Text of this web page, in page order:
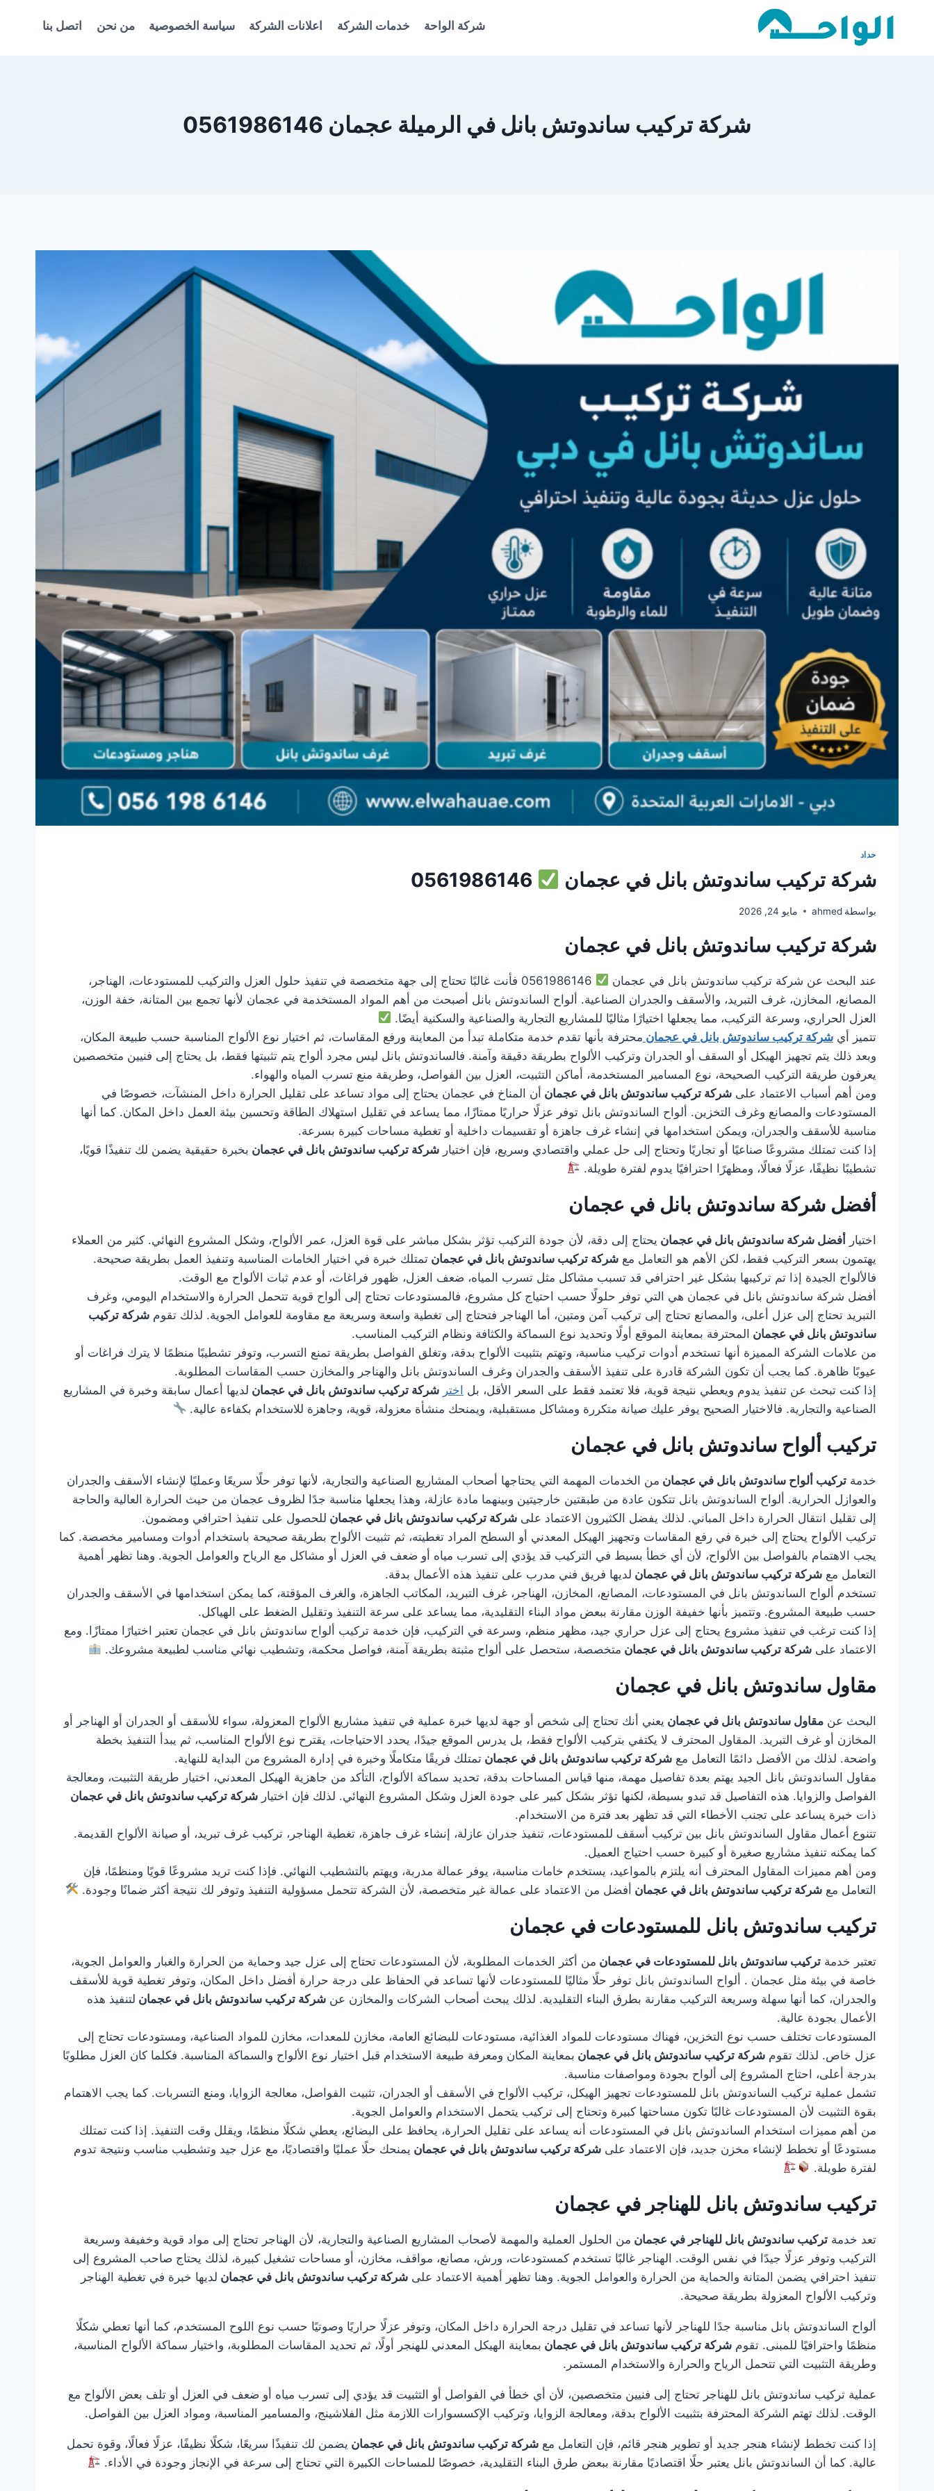
شركة الواحة خدمات الشركة اعلانات الشركة سياسة الخصوصية من نحن اتصل بنا
شركة تركيب ساندوتش بانل في الرميلة عجمان 0561986146
حداد
شركة تركيب ساندوتش بانل في عجمان
بواسطة ahmed مايو 24, 2026
شركة تركيب ساندوتش بانل في عجمان
عند البحث عن شركة تركيب ساندوتش بانل في عجمان
0561986146 فأنت غالبًا تحتاج إلى جهة متخصصة في تنفيذ حلول العزل والتركيب للمستودعات، الهناجر،
المصانع، المخازن، غرف التبريد، والأسقف والجدران الصناعية. ألواح الساندوتش بانل أصبحت من أهم المواد المستخدمة في عجمان لأنها تجمع بين المتانة، خفة الوزن،
العزل الحراري، وسرعة التركيب، مما يجعلها اختيارًا مثاليًا للمشاريع التجارية والصناعية والسكنية أيضًا.
تتميز أي شركة تركيب ساندوتش بانل في عجمان محترفة بأنها تقدم خدمة متكاملة تبدأ من المعاينة ورفع المقاسات، ثم اختيار نوع الألواح المناسبة حسب طبيعة المكان،
وبعد ذلك يتم تجهيز الهيكل أو السقف أو الجدران وتركيب الألواح بطريقة دقيقة وآمنة. فالساندوتش بانل ليس مجرد ألواح يتم تثبيتها فقط، بل يحتاج إلى فنيين متخصصين
يعرفون طريقة التركيب الصحيحة، نوع المسامير المستخدمة، أماكن التثبيت، العزل بين الفواصل، وطريقة منع تسرب المياه والهواء.
ومن أهم أسباب الاعتماد على شركة تركيب ساندوتش بانل في عجمان أن المناخ في عجمان يحتاج إلى مواد تساعد على تقليل الحرارة داخل المنشآت، خصوصًا في
المستودعات والمصانع وغرف التخزين. ألواح الساندوتش بانل توفر عزلًا حراريًا ممتازًا، مما يساعد في تقليل استهلاك الطاقة وتحسين بيئة العمل داخل المكان. كما أنها
مناسبة للأسقف والجدران، ويمكن استخدامها في إنشاء غرف جاهزة أو تقسيمات داخلية أو تغطية مساحات كبيرة بسرعة.
إذا كنت تمتلك مشروعًا صناعيًا أو تجاريًا وتحتاج إلى حل عملي واقتصادي وسريع، فإن اختيار شركة تركيب ساندوتش بانل في عجمان بخبرة حقيقية يضمن لك تنفيذًا قويًا،
تشطيبًا نظيفًا، عزلًا فعالًا، ومظهرًا احترافيًا يدوم لفترة طويلة.
أفضل شركة ساندوتش بانل في عجمان
اختيار أفضل شركة ساندوتش بانل في عجمان يحتاج إلى دقة، لأن جودة التركيب تؤثر بشكل مباشر على قوة العزل، عمر الألواح، وشكل المشروع النهائي. كثير من العملاء
يهتمون بسعر التركيب فقط، لكن الأهم هو التعامل مع شركة تركيب ساندوتش بانل في عجمان تمتلك خبرة في اختيار الخامات المناسبة وتنفيذ العمل بطريقة صحيحة.
فالألواح الجيدة إذا تم تركيبها بشكل غير احترافي قد تسبب مشاكل مثل تسرب المياه، ضعف العزل، ظهور فراغات، أو عدم ثبات الألواح مع الوقت.
أفضل شركة ساندوتش بانل في عجمان هي التي توفر حلولًا حسب احتياج كل مشروع، فالمستودعات تحتاج إلى ألواح قوية تتحمل الحرارة والاستخدام اليومي، وغرف
التبريد تحتاج إلى عزل أعلى، والمصانع تحتاج إلى تركيب آمن ومتين، أما الهناجر فتحتاج إلى تغطية واسعة وسريعة مع مقاومة للعوامل الجوية. لذلك تقوم شركة تركيب
ساندوتش بانل في عجمان المحترفة بمعاينة الموقع أولًا وتحديد نوع السماكة والكثافة ونظام التركيب المناسب.
من علامات الشركة المميزة أنها تستخدم أدوات تركيب مناسبة، وتهتم بتثبيت الألواح بدقة، وتغلق الفواصل بطريقة تمنع التسرب، وتوفر تشطيبًا منظمًا لا يترك فراغات أو
عيوبًا ظاهرة. كما يجب أن تكون الشركة قادرة على تنفيذ الأسقف والجدران وغرف الساندوتش بانل والهناجر والمخازن حسب المقاسات المطلوبة.
إذا كنت تبحث عن تنفيذ يدوم ويعطي نتيجة قوية، فلا تعتمد فقط على السعر الأقل، بل اختر شركة تركيب ساندوتش بانل في عجمان لديها أعمال سابقة وخبرة في المشاريع
الصناعية والتجارية. فالاختيار الصحيح يوفر عليك صيانة متكررة ومشاكل مستقبلية، ويمنحك منشأة معزولة، قوية، وجاهزة للاستخدام بكفاءة عالية.
تركيب ألواح ساندوتش بانل في عجمان
خدمة تركيب ألواح ساندوتش بانل في عجمان من الخدمات المهمة التي يحتاجها أصحاب المشاريع الصناعية والتجارية، لأنها توفر حلًا سريعًا وعمليًا لإنشاء الأسقف والجدران
والعوازل الحرارية. ألواح الساندوتش بانل تتكون عادة من طبقتين خارجيتين وبينهما مادة عازلة، وهذا يجعلها مناسبة جدًا لظروف عجمان من حيث الحرارة العالية والحاجة
إلى تقليل انتقال الحرارة داخل المباني. لذلك يفضل الكثيرون الاعتماد على شركة تركيب ساندوتش بانل في عجمان للحصول على تنفيذ احترافي ومضمون.
تركيب الألواح يحتاج إلى خبرة في رفع المقاسات وتجهيز الهيكل المعدني أو السطح المراد تغطيته، ثم تثبيت الألواح بطريقة صحيحة باستخدام أدوات ومسامير مخصصة. كما
يجب الاهتمام بالفواصل بين الألواح، لأن أي خطأ بسيط في التركيب قد يؤدي إلى تسرب مياه أو ضعف في العزل أو مشاكل مع الرياح والعوامل الجوية. وهنا تظهر أهمية
التعامل مع شركة تركيب ساندوتش بانل في عجمان لديها فريق فني مدرب على تنفيذ هذه الأعمال بدقة.
تستخدم ألواح الساندوتش بانل في المستودعات، المصانع، المخازن، الهناجر، غرف التبريد، المكاتب الجاهزة، والغرف المؤقتة، كما يمكن استخدامها في الأسقف والجدران
حسب طبيعة المشروع. وتتميز بأنها خفيفة الوزن مقارنة ببعض مواد البناء التقليدية، مما يساعد على سرعة التنفيذ وتقليل الضغط على الهياكل.
إذا كنت ترغب في تنفيذ مشروع يحتاج إلى عزل حراري جيد، مظهر منظم، وسرعة في التركيب، فإن خدمة تركيب ألواح ساندوتش بانل في عجمان تعتبر اختيارًا ممتازًا. ومع
الاعتماد على شركة تركيب ساندوتش بانل في عجمان متخصصة، ستحصل على ألواح مثبتة بطريقة آمنة، فواصل محكمة، وتشطيب نهائي مناسب لطبيعة مشروعك.
مقاول ساندوتش بانل في عجمان
البحث عن مقاول ساندوتش بانل في عجمان يعني أنك تحتاج إلى شخص أو جهة لديها خبرة عملية في تنفيذ مشاريع الألواح المعزولة، سواء للأسقف أو الجدران أو الهناجر أو
المخازن أو غرف التبريد. المقاول المحترف لا يكتفي بتركيب الألواح فقط، بل يدرس الموقع جيدًا، يحدد الاحتياجات، يقترح نوع الألواح المناسب، ثم يبدأ التنفيذ بخطة
واضحة. لذلك من الأفضل دائمًا التعامل مع شركة تركيب ساندوتش بانل في عجمان تمتلك فريقًا متكاملًا وخبرة في إدارة المشروع من البداية للنهاية.
مقاول الساندوتش بانل الجيد يهتم بعدة تفاصيل مهمة، منها قياس المساحات بدقة، تحديد سماكة الألواح، التأكد من جاهزية الهيكل المعدني، اختيار طريقة التثبيت، ومعالجة
الفواصل والزوايا. هذه التفاصيل قد تبدو بسيطة، لكنها تؤثر بشكل كبير على جودة العزل وشكل المشروع النهائي. لذلك فإن اختيار شركة تركيب ساندوتش بانل في عجمان
ذات خبرة يساعد على تجنب الأخطاء التي قد تظهر بعد فترة من الاستخدام.
تتنوع أعمال مقاول الساندوتش بانل بين تركيب أسقف للمستودعات، تنفيذ جدران عازلة، إنشاء غرف جاهزة، تغطية الهناجر، تركيب غرف تبريد، أو صيانة الألواح القديمة.
كما يمكنه تنفيذ مشاريع صغيرة أو كبيرة حسب احتياج العميل.
ومن أهم مميزات المقاول المحترف أنه يلتزم بالمواعيد، يستخدم خامات مناسبة، يوفر عمالة مدربة، ويهتم بالتشطيب النهائي. فإذا كنت تريد مشروعًا قويًا ومنظمًا، فإن
التعامل مع شركة تركيب ساندوتش بانل في عجمان أفضل من الاعتماد على عمالة غير متخصصة، لأن الشركة تتحمل مسؤولية التنفيذ وتوفر لك نتيجة أكثر ضمانًا وجودة.
تركيب ساندوتش بانل للمستودعات في عجمان
تعتبر خدمة تركيب ساندوتش بانل للمستودعات في عجمان من أكثر الخدمات المطلوبة، لأن المستودعات تحتاج إلى عزل جيد وحماية من الحرارة والغبار والعوامل الجوية،
خاصة في بيئة مثل عجمان . ألواح الساندوتش بانل توفر حلًا مثاليًا للمستودعات لأنها تساعد في الحفاظ على درجة حرارة أفضل داخل المكان، وتوفر تغطية قوية للأسقف
والجدران، كما أنها سهلة وسريعة التركيب مقارنة بطرق البناء التقليدية. لذلك يبحث أصحاب الشركات والمخازن عن شركة تركيب ساندوتش بانل في عجمان لتنفيذ هذه
الأعمال بجودة عالية.
المستودعات تختلف حسب نوع التخزين، فهناك مستودعات للمواد الغذائية، مستودعات للبضائع العامة، مخازن للمعدات، مخازن للمواد الصناعية، ومستودعات تحتاج إلى
عزل خاص. لذلك تقوم شركة تركيب ساندوتش بانل في عجمان بمعاينة المكان ومعرفة طبيعة الاستخدام قبل اختيار نوع الألواح والسماكة المناسبة. فكلما كان العزل مطلوبًا
بدرجة أعلى، احتاج المشروع إلى ألواح بجودة ومواصفات مناسبة.
تشمل عملية تركيب الساندوتش بانل للمستودعات تجهيز الهيكل، تركيب الألواح في الأسقف أو الجدران، تثبيت الفواصل، معالجة الزوايا، ومنع التسربات. كما يجب الاهتمام
بقوة التثبيت لأن المستودعات غالبًا تكون مساحتها كبيرة وتحتاج إلى تركيب يتحمل الاستخدام والعوامل الجوية.
من أهم مميزات استخدام الساندوتش بانل في المستودعات أنه يساعد على تقليل الحرارة، يحافظ على البضائع، يعطي شكلًا منظمًا، ويقلل وقت التنفيذ. إذا كنت تمتلك
مستودعًا أو تخطط لإنشاء مخزن جديد، فإن الاعتماد على شركة تركيب ساندوتش بانل في عجمان يمنحك حلًا عمليًا واقتصاديًا، مع عزل جيد وتشطيب مناسب ونتيجة تدوم
لفترة طويلة.
تركيب ساندوتش بانل للهناجر في عجمان
تعد خدمة تركيب ساندوتش بانل للهناجر في عجمان من الحلول العملية والمهمة لأصحاب المشاريع الصناعية والتجارية، لأن الهناجر تحتاج إلى مواد قوية وخفيفة وسريعة
التركيب وتوفر عزلًا جيدًا في نفس الوقت. الهناجر غالبًا تستخدم كمستودعات، ورش، مصانع، مواقف، مخازن، أو مساحات تشغيل كبيرة، لذلك يحتاج صاحب المشروع إلى
تنفيذ احترافي يضمن المتانة والحماية من الحرارة والعوامل الجوية. وهنا تظهر أهمية الاعتماد على شركة تركيب ساندوتش بانل في عجمان لديها خبرة في تغطية الهناجر
وتركيب الألواح المعزولة بطريقة صحيحة.
ألواح الساندوتش بانل مناسبة جدًا للهناجر لأنها تساعد في تقليل درجة الحرارة داخل المكان، وتوفر عزلًا حراريًا وصوتيًا حسب نوع اللوح المستخدم، كما أنها تعطي شكلًا
منظمًا واحترافيًا للمبنى. تقوم شركة تركيب ساندوتش بانل في عجمان بمعاينة الهيكل المعدني للهنجر أولًا، ثم تحديد المقاسات المطلوبة، واختيار سماكة الألواح المناسبة،
وطريقة التثبيت التي تتحمل الرياح والحرارة والاستخدام المستمر.
عملية تركيب ساندوتش بانل للهناجر تحتاج إلى فنيين متخصصين، لأن أي خطأ في الفواصل أو التثبيت قد يؤدي إلى تسرب مياه أو ضعف في العزل أو تلف بعض الألواح مع
الوقت. لذلك تهتم الشركة المحترفة بتثبيت الألواح بدقة، ومعالجة الزوايا، وتركيب الإكسسوارات اللازمة مثل الفلاشينج، والمسامير المناسبة، ومواد العزل بين الفواصل.
إذا كنت تخطط لإنشاء هنجر جديد أو تطوير هنجر قائم، فإن التعامل مع شركة تركيب ساندوتش بانل في عجمان يضمن لك تنفيذًا سريعًا، شكلًا نظيفًا، عزلًا فعالًا، وقوة تحمل
عالية. كما أن الساندوتش بانل يعتبر حلًا اقتصاديًا مقارنة ببعض طرق البناء التقليدية، خصوصًا للمساحات الكبيرة التي تحتاج إلى سرعة في الإنجاز وجودة في الأداء.